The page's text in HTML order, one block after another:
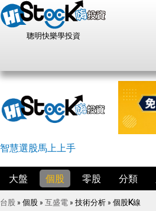
聰明快樂學投資
智慧選股馬上上手
大盤 個股 零股 分類
台股 » 個股 » 互盛電 » 技術分析 » 個股K線